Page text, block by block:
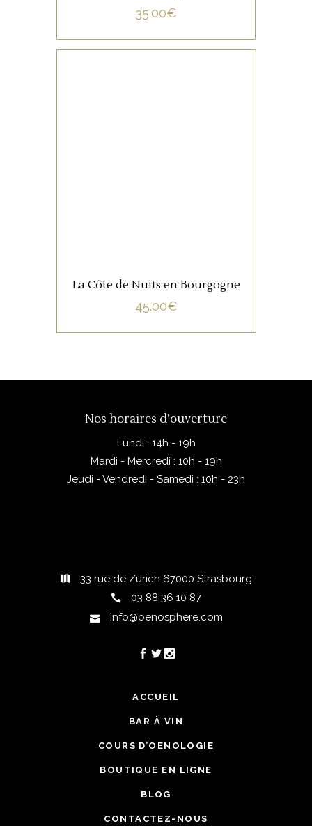
35.00€
La Côte de Nuits en Bourgogne
45.00€
Nos horaires d’ouverture
Lundi : 14h - 19h
Mardi - Mercredi : 10h - 19h
Jeudi - Vendredi - Samedi : 10h - 23h
33 rue de Zurich 67000 Strasbourg
03 88 36 10 87
info@oenosphere.com
ACCUEIL
BAR À VIN
COURS D’OENOLOGIE
BOUTIQUE EN LIGNE
BLOG
CONTACTEZ-NOUS